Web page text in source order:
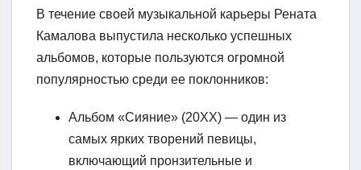
В течение своей музыкальной карьеры Рената
Камалова выпустила несколько успешных
альбомов, которые пользуются огромной
популярностью среди ее поклонников:
Альбом «Сияние» (20XX) — один из
самых ярких творений певицы,
включающий пронзительные и